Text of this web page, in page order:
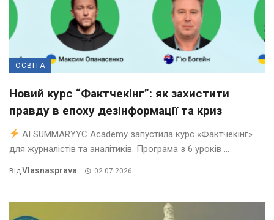
ОСВІТА
Новий курс “Фактчекінг”: як захистити
правду в епоху дезінформації та криз
AI SUMMARYYC Academy запустила курс «Фактчекінг»
для журналістів та аналітиків. Програма з 6 уроків ...
Від Vlasnasprava 02.07.2026